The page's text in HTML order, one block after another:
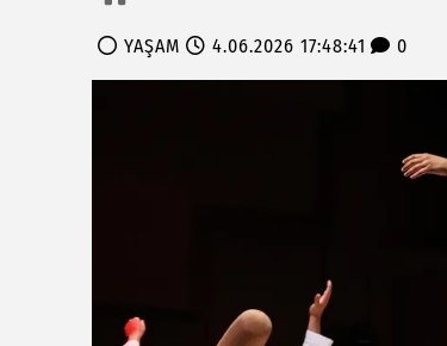
YAŞAM 4.06.2026 17:48:41 0